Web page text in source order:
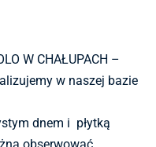
W CHAŁUPACH –
w naszej bazie
dnem i płytką